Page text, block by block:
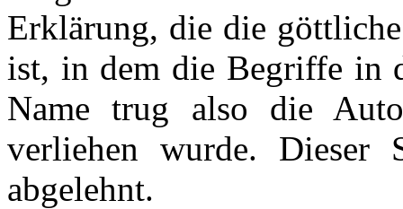
Erklärung, die die
ist, in dem die Begriffe in
Name trug also die
verliehen wurde.
abgelehnt.